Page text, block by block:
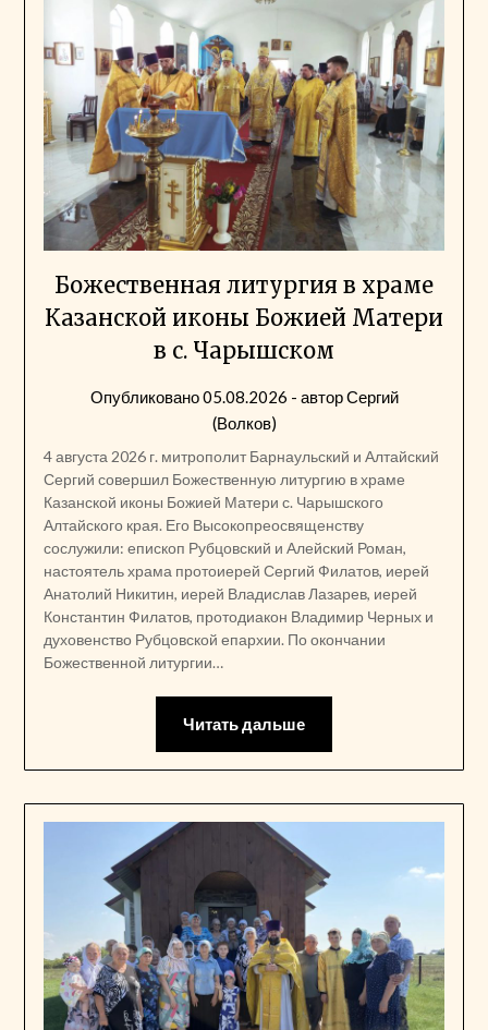
Божественная литургия в храме
Казанской иконы Божией Матери
в с. Чарышском
Опубликовано05.08.2026 - авторСергий
(Волков)
4 августа 2026 г. митрополит Барнаульский и Алтайский
Сергий совершил Божественную литургию в храме
Казанской иконы Божией Матери с. Чарышского
Алтайского края. Его Высокопреосвященству
сослужили: епископ Рубцовский и Алейский Роман,
настоятель храма протоиерей Сергий Филатов, иерей
Анатолий Никитин, иерей Владислав Лазарев, иерей
Константин Филатов, протодиакон Владимир Черных и
духовенство Рубцовской епархии. По окончании
Божественной литургии…
Читать дальше